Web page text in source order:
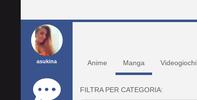
asukina Anime Manga Videogiochi
FILTRA PER CATEGORIA: